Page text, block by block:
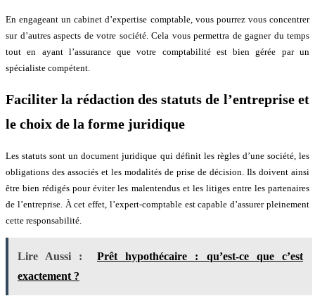
En engageant un cabinet d’expertise comptable, vous pourrez vous concentrer
sur d’autres aspects de votre société. Cela vous permettra de gagner du temps
tout en ayant l’assurance que votre comptabilité est bien gérée par un
spécialiste compétent.
Faciliter la rédaction des statuts de l’entreprise et
le choix de la forme juridique
Les statuts sont un document juridique qui définit les règles d’une société, les
obligations des associés et les modalités de prise de décision. Ils doivent ainsi
être bien rédigés pour éviter les malentendus et les litiges entre les partenaires
de l’entreprise. À cet effet, l’expert-comptable est capable d’assurer pleinement
cette responsabilité.
Lire Aussi :
Prêt hypothécaire : qu’est-ce que c’est
exactement ?